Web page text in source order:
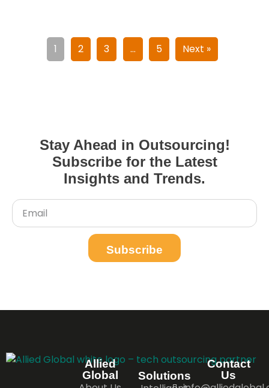
1 2 3 … 5 Next »
Stay Ahead in Outsourcing!
Subscribe for the Latest
Insights and Trends.
Subscribe
Allied
Global
Solutions
Contact
Us